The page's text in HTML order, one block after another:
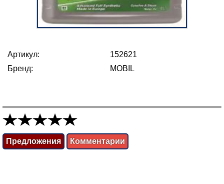
Артикул:
152621
Бренд:
MOBIL
Предложения Комментарии